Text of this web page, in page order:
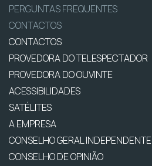
PERGUNTAS FREQUENTES
CONTACTOS
CONTACTOS
PROVEDORA DO TELESPECTADOR
PROVEDORA DO OUVINTE
ACESSIBILIDADES
SATÉLITES
A EMPRESA
CONSELHO GERAL INDEPENDENTE
CONSELHO DE OPINIÃO